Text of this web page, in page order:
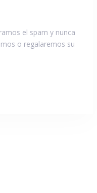
el spam y nunca
o regalaremos su